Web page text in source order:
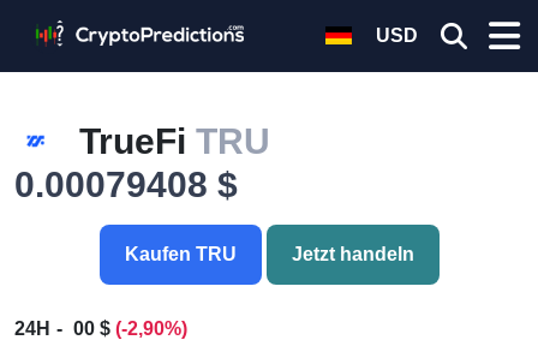
USD
TrueFi TRU
0.00079408 $
Kaufen TRU Jetzt handeln
24H 00 $ (-2,90%)